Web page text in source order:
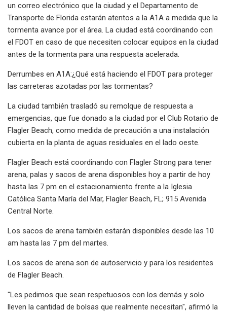
un correo electrónico que la ciudad y el Departamento de
Transporte de Florida estarán atentos a la A1A a medida que la
tormenta avance por el área. La ciudad está coordinando con
el FDOT en caso de que necesiten colocar equipos en la ciudad
antes de la tormenta para una respuesta acelerada.
Derrumbes en A1A:¿Qué está haciendo el FDOT para proteger
las carreteras azotadas por las tormentas?
La ciudad también trasladó su remolque de respuesta a
emergencias, que fue donado a la ciudad por el Club Rotario de
Flagler Beach, como medida de precaución a una instalación
cubierta en la planta de aguas residuales en el lado oeste.
Flagler Beach está coordinando con Flagler Strong para tener
arena, palas y sacos de arena disponibles hoy a partir de hoy
hasta las 7 pm en el estacionamiento frente a la Iglesia
Católica Santa María del Mar, Flagler Beach, FL; 915 Avenida
Central Norte.
Los sacos de arena también estarán disponibles desde las 10
am hasta las 7 pm del martes.
Los sacos de arena son de autoservicio y para los residentes
de Flagler Beach.
"Les pedimos que sean respetuosos con los demás y solo
lleven la cantidad de bolsas que realmente necesitan", afirmó la